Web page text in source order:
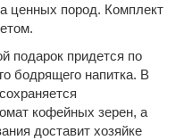
ценных пород. Комплект
подарок придется по
бодрящего напитка. В
кофейных зерен, а
доставит хозяйке